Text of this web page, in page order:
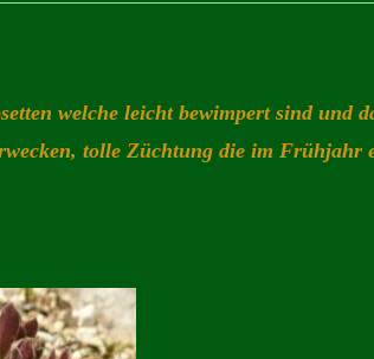
welche leicht bewimpert sind und
tolle Züchtung die im Frühjahr